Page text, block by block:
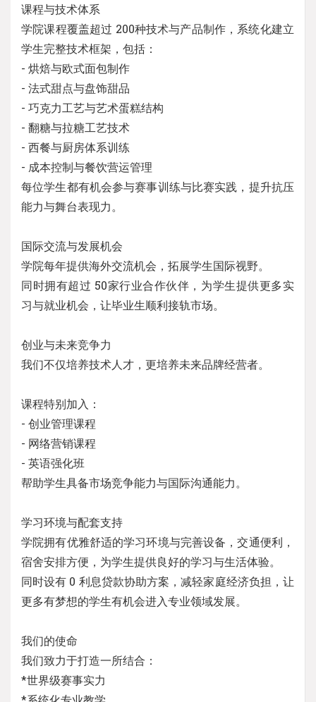
课程与技术体系
学院课程覆盖超过 200种技术与产品制作，系统化建立
学生完整技术框架，包括：
- 烘焙与欧式面包制作
- 法式甜点与盘饰甜品
- 巧克力工艺与艺术蛋糕结构
- 翻糖与拉糖工艺技术
- 西餐与厨房体系训练
- 成本控制与餐饮营运管理
每位学生都有机会参与赛事训练与比赛实践，提升抗压
能力与舞台表现力。
国际交流与发展机会
学院每年提供海外交流机会，拓展学生国际视野。
同时拥有超过 50家行业合作伙伴，为学生提供更多实
习与就业机会，让毕业生顺利接轨市场。
创业与未来竞争力
我们不仅培养技术人才，更培养未来品牌经营者。
课程特别加入：
- 创业管理课程
- 网络营销课程
- 英语强化班
帮助学生具备市场竞争能力与国际沟通能力。
学习环境与配套支持
学院拥有优雅舒适的学习环境与完善设备，交通便利，
宿舍安排方便，为学生提供良好的学习与生活体验。
同时设有 0 利息贷款协助方案，减轻家庭经济负担，让
更多有梦想的学生有机会进入专业领域发展。
我们的使命
我们致力于打造一所结合：
*世界级赛事实力